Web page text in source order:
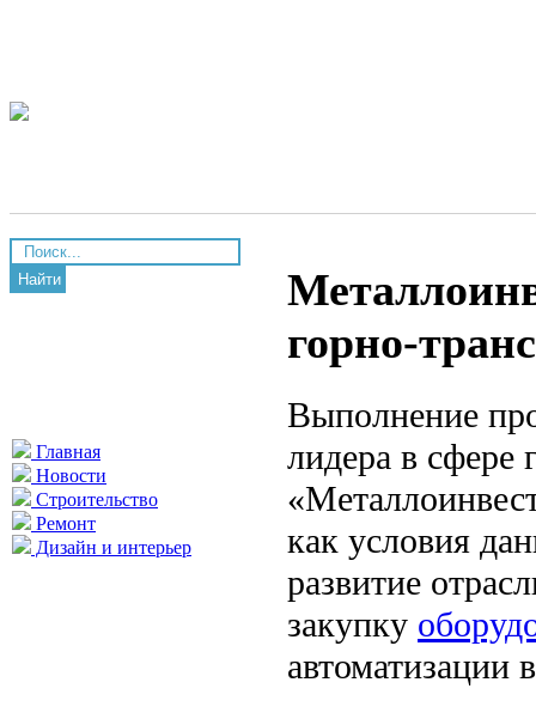
Найти
Главная
Новости
Строительство
Ремонт
Дизайн и интерьер
горно-
Выполнение
лидера в
как условия
развитие
закупку
автоматизации